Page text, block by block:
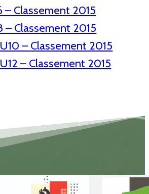
– Classement 2015
– Classement 2015
– Classement 2015
– Classement 2015